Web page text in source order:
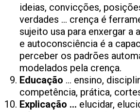
ideias, convicções,
verdades … crença é
sujeito usa para enxergar a
e autoconsciência é a
perceber os padrões
modelados pela crença.
Educação … ensino,
competência, prática,
Explicação … elucidar,